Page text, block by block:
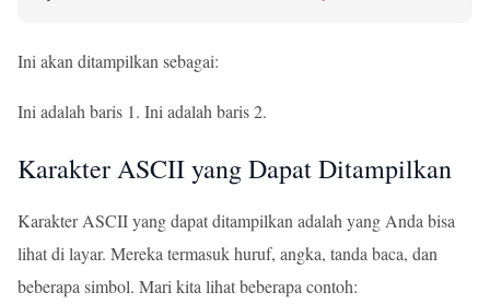
Ini akan ditampilkan sebagai:
Ini adalah baris 1. Ini adalah baris 2.
Karakter ASCII yang Dapat Ditampilkan
Karakter ASCII yang dapat ditampilkan adalah yang Anda bisa
lihat di layar. Mereka termasuk huruf, angka, tanda baca, dan
beberapa simbol. Mari kita lihat beberapa contoh: